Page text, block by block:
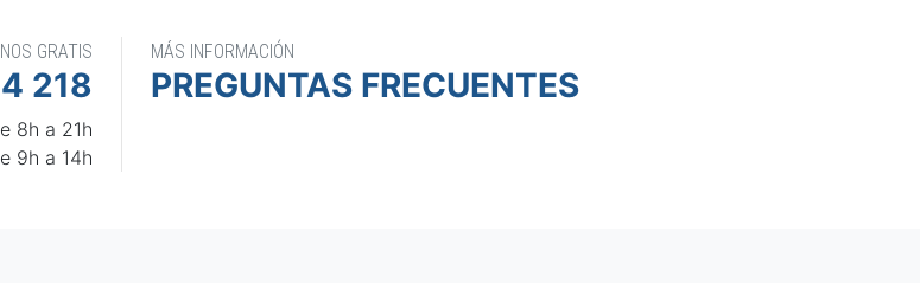
GRATIS
218
8h a 21h
9h a 14h
MÁS INFORMACIÓN
PREGUNTAS FRECUENTES